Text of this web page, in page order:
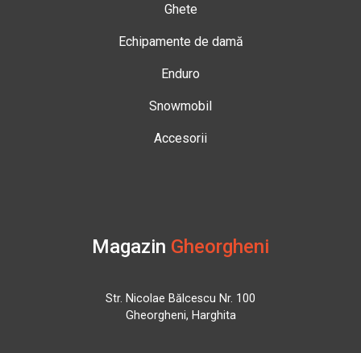
Ghete
Echipamente de damă
Enduro
Snowmobil
Accesorii
Magazin Gheorgheni
Str. Nicolae Bălcescu Nr. 100
Gheorgheni, Harghita